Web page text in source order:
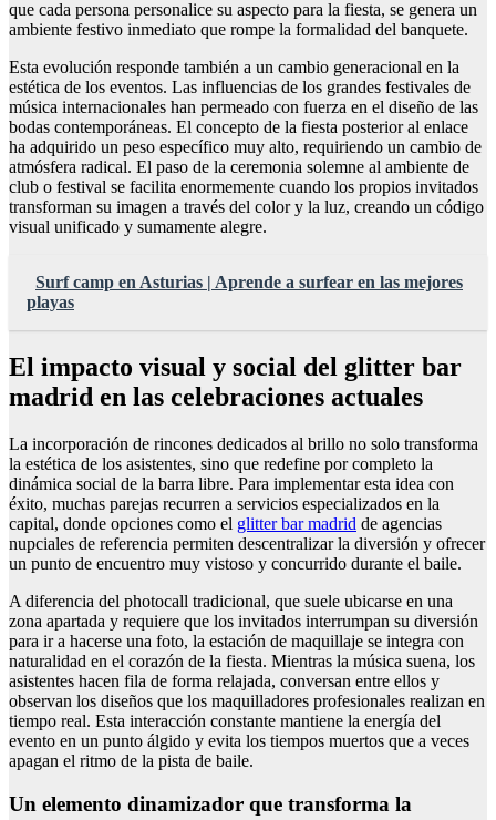
que cada persona personalice su aspecto para la fiesta, se genera un
ambiente festivo inmediato que rompe la formalidad del banquete.
Esta evolución responde también a un cambio generacional en la
estética de los eventos. Las influencias de los grandes festivales de
música internacionales han permeado con fuerza en el diseño de las
bodas contemporáneas. El concepto de la fiesta posterior al enlace
ha adquirido un peso específico muy alto, requiriendo un cambio de
atmósfera radical. El paso de la ceremonia solemne al ambiente de
club o festival se facilita enormemente cuando los propios invitados
transforman su imagen a través del color y la luz, creando un código
visual unificado y sumamente alegre.
Surf camp en Asturias | Aprende a surfear en las mejores
playas
El impacto visual y social del glitter bar
madrid en las celebraciones actuales
La incorporación de rincones dedicados al brillo no solo transforma
la estética de los asistentes, sino que redefine por completo la
dinámica social de la barra libre. Para implementar esta idea con
éxito, muchas parejas recurren a servicios especializados en la
capital, donde opciones como el glitter bar madrid de agencias
nupciales de referencia permiten descentralizar la diversión y ofrecer
un punto de encuentro muy vistoso y concurrido durante el baile.
A diferencia del photocall tradicional, que suele ubicarse en una
zona apartada y requiere que los invitados interrumpan su diversión
para ir a hacerse una foto, la estación de maquillaje se integra con
naturalidad en el corazón de la fiesta. Mientras la música suena, los
asistentes hacen fila de forma relajada, conversan entre ellos y
observan los diseños que los maquilladores profesionales realizan en
tiempo real. Esta interacción constante mantiene la energía del
evento en un punto álgido y evita los tiempos muertos que a veces
apagan el ritmo de la pista de baile.
Un elemento dinamizador que transforma la